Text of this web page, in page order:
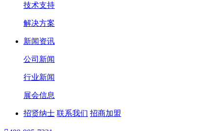
技术支持
解决方案
新闻资讯
公司新闻
行业新闻
展会信息
招贤纳士 联系我们 招商加盟